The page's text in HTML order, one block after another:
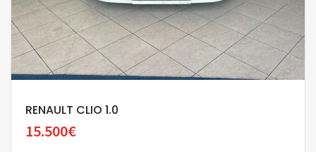
RENAULT CLIO 1.0
15.500€